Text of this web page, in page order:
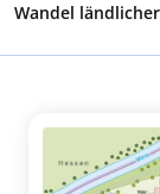
Wandel